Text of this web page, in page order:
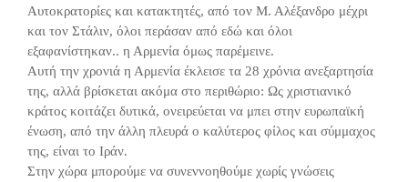
Αυτοκρατορίες και κατακτητές, από τον Μ. Αλέξανδρο μέχρι
και τον Στάλιν, όλοι περάσαν από εδώ και όλοι
εξαφανίστηκαν.. η Αρμενία όμως παρέμεινε.
Αυτή την χρονιά η Αρμενία έκλεισε τα 28 χρόνια ανεξαρτησία
της, αλλά βρίσκεται ακόμα στο περιθώριο: Ως χριστιανικό
κράτος κοιτάζει δυτικά, ονειρεύεται να μπει στην ευρωπαϊκή
ένωση, από την άλλη πλευρά ο καλύτερος φίλος και σύμμαχος
της, είναι το Ιράν.
Στην χώρα μπορούμε να συνεννοηθούμε χωρίς γνώσεις